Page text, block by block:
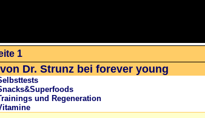
1
Dr. Strunz bei forever young
und Regeneration